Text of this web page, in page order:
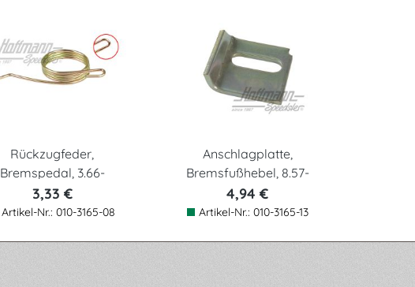
Rückzugfeder,
Bremspedal, 3.66-
3,33 €
Artikel-Nr.: 010-3165-08
Anschlagplatte,
Bremsfußhebel, 8.57-
4,94 €
Artikel-Nr.: 010-3165-13